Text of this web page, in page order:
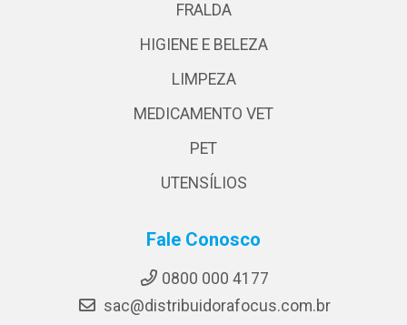
FRALDA
HIGIENE E BELEZA
LIMPEZA
MEDICAMENTO VET
PET
UTENSÍLIOS
Fale Conosco
0800 000 4177
sac@distribuidorafocus.com.br